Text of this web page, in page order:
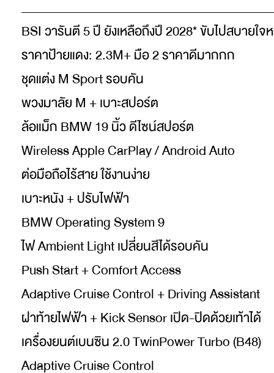
BSI วารันตี 5 ปี ยังเหลือถึงปี 2028* ขับไปสบายใจ
ราคาป้ายแดง: 2.3M+ มือ 2 ราคาดีมากกก
ชุดแต่ง M Sport รอบคัน
พวงมาลัย M + เบาะสปอร์ต
ล้อแม็ก BMW 19 นิ้ว ดีไซน์สปอร์ต
Wireless Apple CarPlay / Android Auto
ต่อมือถือไร้สาย ใช้งานง่าย
เบาะหนัง + ปรับไฟฟ้า
BMW Operating System 9
ไฟ Ambient Light เปลี่ยนสีได้รอบคัน
Push Start + Comfort Access
Adaptive Cruise Control + Driving Assistant
ฝาท้ายไฟฟ้า + Kick Sensor เปิด-ปิดด้วยเท้าได้
เครื่องยนต์เบนซิน 2.0 TwinPower Turbo (B48)
Adaptive Cruise Control